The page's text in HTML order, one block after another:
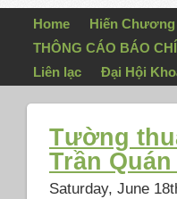
Home Hiến Chương
THÔNG CÁO BÁO
Liên lạc
Đại Hội
Tường
Trần
Saturday, June